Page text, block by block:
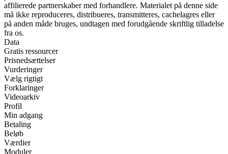
affilierede partnerskaber med forhandlere. Materialet på denne side
må ikke reproduceres, distribueres, transmitteres, cachelagres eller
på anden måde bruges, undtagen med forudgående skriftlig tilladelse
fra os.
Data
Gratis ressourcer
Prisnedsættelser
Vurderinger
Vælg rigtigt
Forklaringer
Videoarkiv
Profil
Min adgang
Betaling
Beløb
Værdier
Moduler